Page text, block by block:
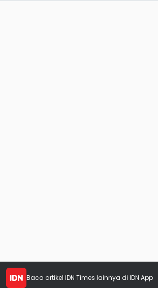
Baca artikel IDN Times lainnya di IDN App